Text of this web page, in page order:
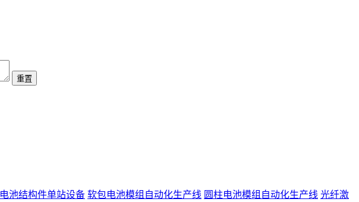
电池结构件单站设备 软包电池模组自动化生产线 圆柱电池模组自动化生产线 光纤激